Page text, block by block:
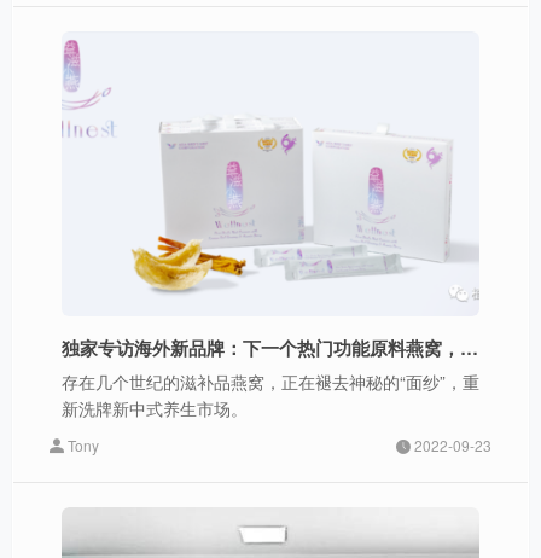
独家专访海外新品牌：下一个热门功能原料燕窝，如何撬动万亿新中式养生滋补市场？
存在几个世纪的滋补品燕窝，正在褪去神秘的“面纱”，重
新洗牌新中式养生市场。
Tony 2022-09-23